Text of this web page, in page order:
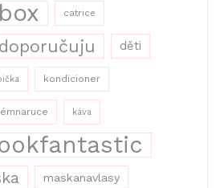
catrice
doporučuju děti
kondicioner
káva
maskanavlasy